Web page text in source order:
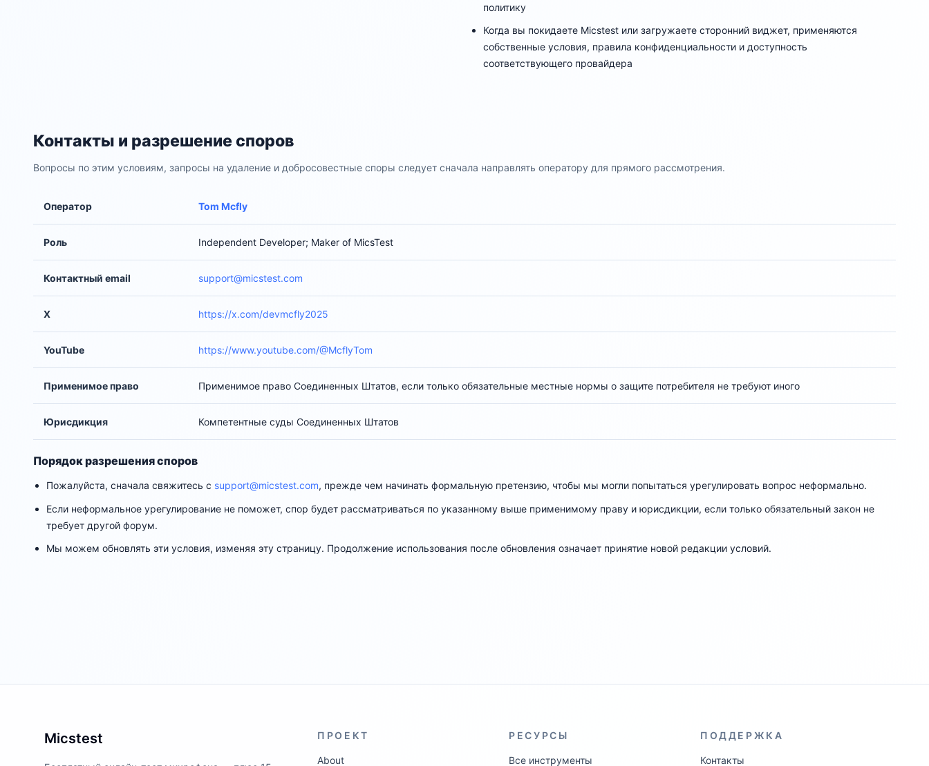
политику
Когда вы покидаете Micstest или загружаете сторонний виджет, применяются
собственные условия, правила конфиденциальности и доступность
соответствующего провайдера
Контакты и разрешение споров
Вопросы по этим условиям, запросы на удаление и добросовестные споры следует сначала направлять оператору для прямого рассмотрения.
Оператор Tom Mcfly
Роль Independent Developer; Maker of MicsTest
Контактный email support@micstest.com
X https://x.com/devmcfly2025
YouTube https://www.youtube.com/@McflyTom
Применимое право Применимое право Соединенных Штатов, если только обязательные местные нормы о защите потребителя не требуют иного
Юрисдикция Компетентные суды Соединенных Штатов
Порядок разрешения споров
Пожалуйста, сначала свяжитесь с support@micstest.com, прежде чем начинать формальную претензию, чтобы мы могли попытаться урегулировать вопрос неформально.
Если неформальное урегулирование не поможет, спор будет рассматриваться по указанному выше применимому праву и юрисдикции, если только обязательный закон не
требует другой форум.
Мы можем обновлять эти условия, изменяя эту страницу. Продолжение использования после обновления означает принятие новой редакции условий.
Micstest ПРОЕКТ
About
РЕСУРСЫ
Все инструменты
ПОДДЕРЖКА
Контакты